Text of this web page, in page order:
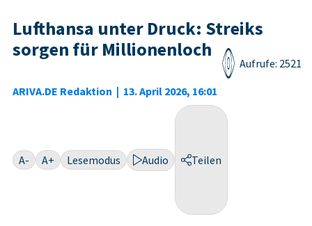
Lufthansa unter Druck: Streiks
sorgen für Millionenloch
ARIVA.DE Redaktion | 13. April 2026, 16:01
Aufrufe: 2521
A- A+ Lesemodus Audio Teilen